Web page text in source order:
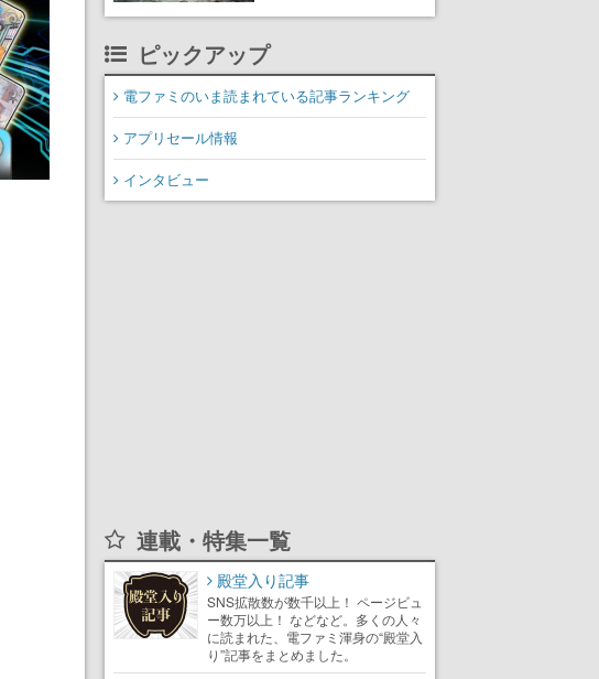
デ方針を表明。ユーザー
チは約1週間以内に配信さ
れる予定
ピックアップ
電ファミのいま読まれている記事ランキング
アプリセール情報
インタビュー
連載・特集一覧
殿堂入り記事
SNS拡散数が数千以上！ ページビュ
ー数万以上！ などなど。多くの人々
に読まれた、電ファミ渾身の“殿堂入
り”記事をまとめました。